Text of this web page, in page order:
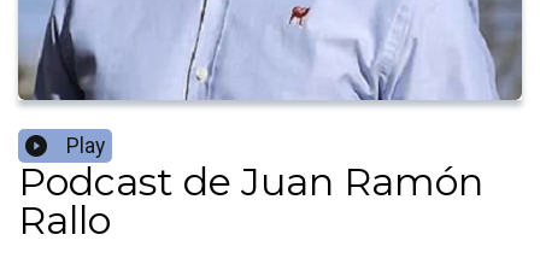
Play
Podcast de Juan Ramón
Rallo